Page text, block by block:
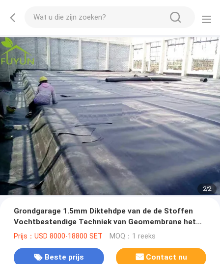
2/2
Grondgarage 1.5mm Diktehdpe van de de Stoffen
Vochtbestendige Techniek van Geomembrane het
Projectoplossing
Prijs：USD 8000-18800 SET MOQ：1 reeks
Beste prijs Contact nu